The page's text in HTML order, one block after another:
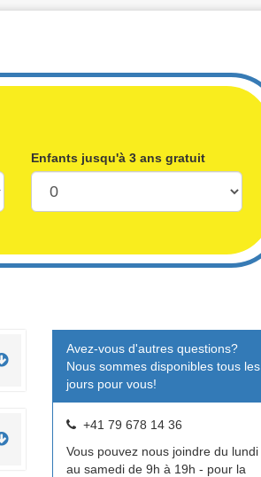
Enfants jusqu'à 3 ans gratuit
Avez-vous d'autres questions?
Nous sommes disponibles tous les
jours pour vous!
+41 79 678 14 36
Vous pouvez nous joindre du lundi
au samedi de 9h à 19h - pour la